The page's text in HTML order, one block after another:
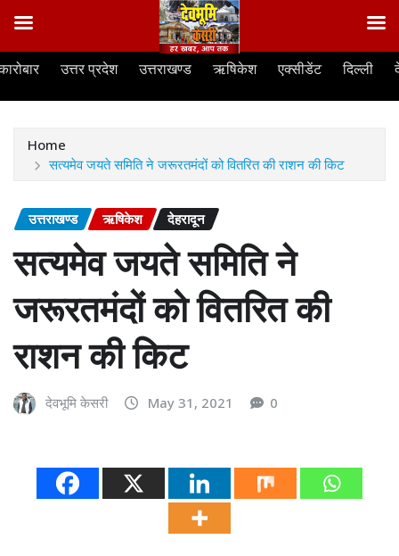
Skip
उत्तर प्रदेश उत्तराखण्ड ऋषिकेश एक्सीडेंट दिल्ली
Home
सत्यमेव जयते समिति ने जरूरतमंदों को वितरित की राशन की किट
उत्तराखण्ड ऋषिकेश देहरादून
सत्यमेव जयते समिति ने
जरूरतमंदों को वितरित की
राशन की किट
देवभूमि केसरी May 31, 2021 0